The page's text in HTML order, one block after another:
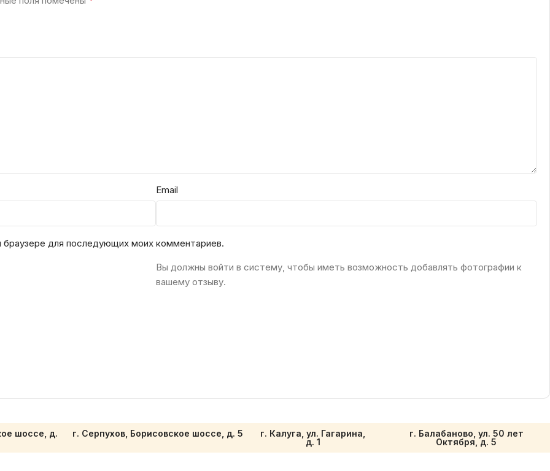
Email
для последующих моих комментариев.
Вы должны войти в систему, чтобы иметь возможность добавлять фотографии к
вашему отзыву.
шоссе, д.
г. Серпухов, Борисовское шоссе, д. 5
г. Калуга, ул. Гагарина,
д. 1
г. Балабаново, ул. 50 лет
Октября, д. 5